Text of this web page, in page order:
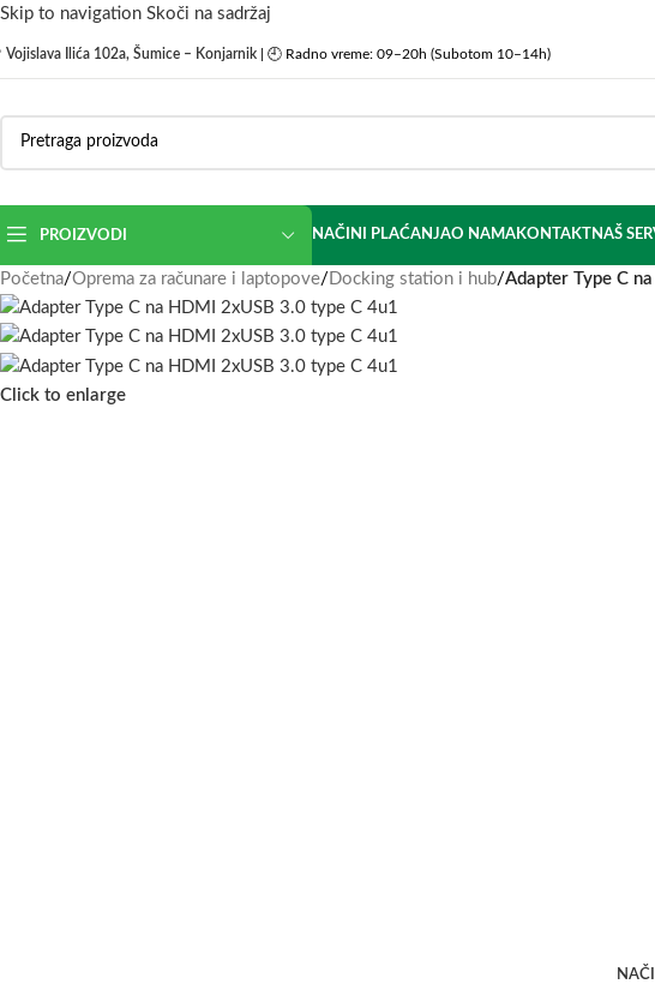
Skip to navigation Skoči na sadržaj
Vojislava Ilića 102a, Šumice – Konjarnik | 🕘 Radno vreme: 09–20h (Subotom 10–14h)
PROIZVODI NAČINI PLAĆANJAO NAMAKONTAKTNAŠ
Početna/Oprema za računare i laptopove/ Docking station i hub/Adapter Type C
Click to enlarge